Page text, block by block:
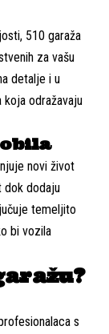
510 garaža
za vašu
detalje i u
odražavaju
novi život
dok dodaju
temeljito
bi vozila
s